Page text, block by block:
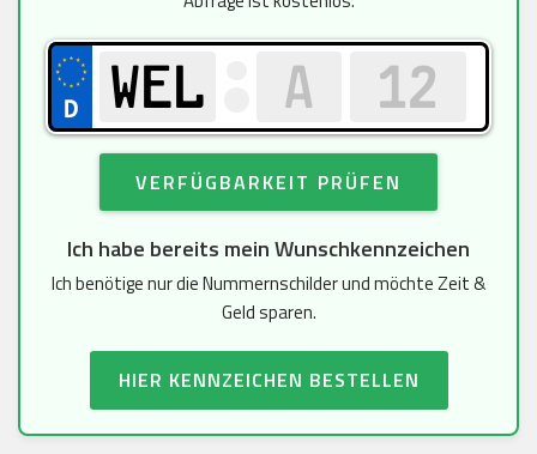
VERFÜGBARKEIT PRÜFEN
Ich habe bereits mein Wunschkennzeichen
Ich benötige nur die Nummernschilder und möchte Zeit &
Geld sparen.
HIER KENNZEICHEN BESTELLEN